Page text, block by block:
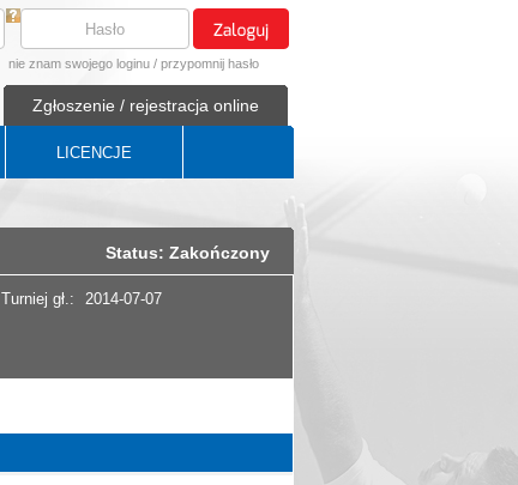
nie znam swojego loginu / przypomnij hasło
Zgłoszenie / rejestracja online
LICENCJE
Status: Zakończony
Turniej gł.: 2014-07-07